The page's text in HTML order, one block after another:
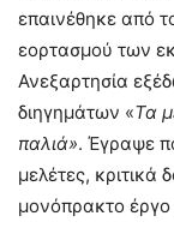
επαινέθηκε από
εορτασμού των
Ανεξαρτησία
διηγημάτων «Τα
παλιά». Έγραψε
μελέτες, κριτικά
μονόπρακτο έργο